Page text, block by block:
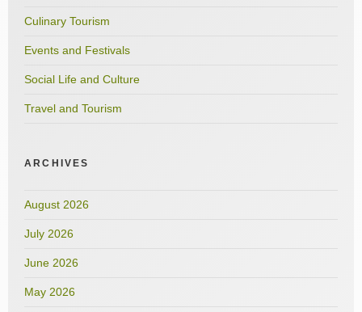
Culinary Tourism
Events and Festivals
Social Life and Culture
Travel and Tourism
ARCHIVES
August 2026
July 2026
June 2026
May 2026